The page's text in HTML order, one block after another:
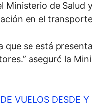
de Salud
en el
que se está
aseguró la
VUELOS DESDE